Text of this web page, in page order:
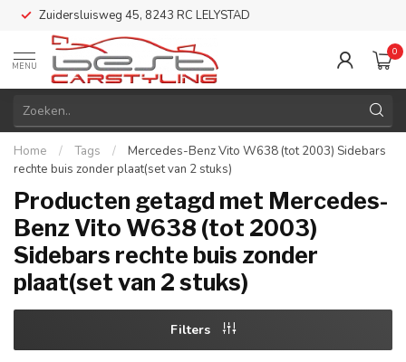
Zuidersluisweg 45, 8243 RC LELYSTAD
MENU
0
Home / Tags /
Mercedes-Benz Vito W638 (tot 2003) Sidebars
rechte buis zonder plaat(set van 2 stuks)
Producten getagd met Mercedes-
Benz Vito W638 (tot 2003)
Sidebars rechte buis zonder
plaat(set van 2 stuks)
Filters